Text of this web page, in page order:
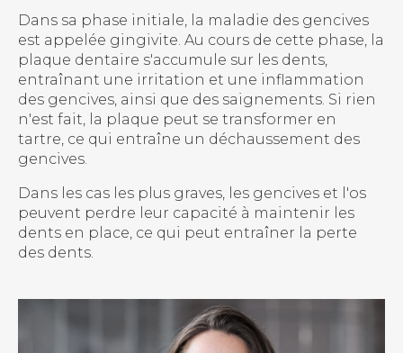
Dans sa phase initiale, la maladie des gencives
est appelée gingivite. Au cours de cette phase, la
plaque dentaire s'accumule sur les dents,
entraînant une irritation et une inflammation
des gencives, ainsi que des saignements. Si rien
n'est fait, la plaque peut se transformer en
tartre, ce qui entraîne un déchaussement des
gencives.
Dans les cas les plus graves, les gencives et l'os
peuvent perdre leur capacité à maintenir les
dents en place, ce qui peut entraîner la perte
des dents.